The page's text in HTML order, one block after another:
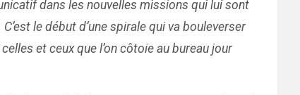
dans les nouvelles missions qui lui sont
le début d’une spirale qui va bouleverser
et ceux que l’on côtoie au bureau jour